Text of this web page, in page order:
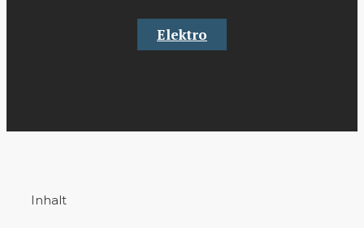
Elektro
Inhalt